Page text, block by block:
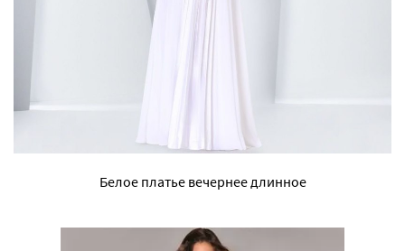
Белое платье вечернее длинное